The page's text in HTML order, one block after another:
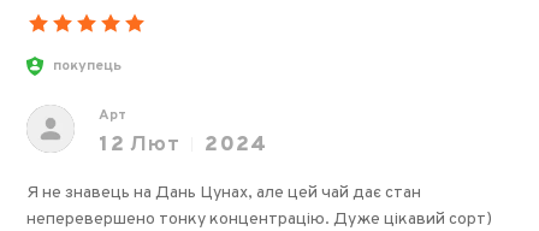
покупець
Арт
12 Лют 2024
Я не знавець на Дань Цунах, але цей чай дає стан
неперевершено тонку концентрацію. Дуже цікавий сорт)